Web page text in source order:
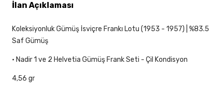
İlan Açıklaması
Koleksiyonluk Gümüş İsviçre Frankı Lotu (1953 - 1957) | %83.5
Saf Gümüş
• Nadir 1 ve 2 Helvetia Gümüş Frank Seti - Çil Kondisyon
4,56 gr